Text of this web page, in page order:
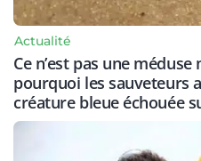
Actualité
Ce n’est pas une méduse
pourquoi les sauveteurs
créature bleue échouée